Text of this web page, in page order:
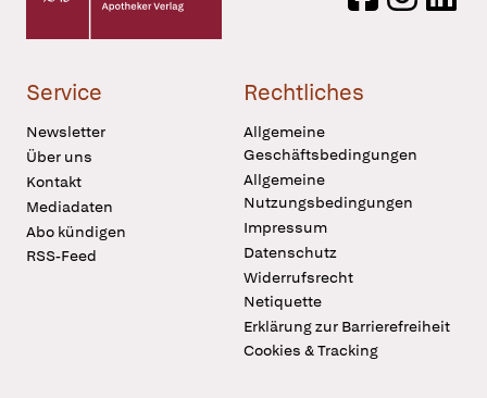
Service
Newsletter
Über uns
Kontakt
Mediadaten
Abo kündigen
RSS-Feed
Rechtliches
Allgemeine
Geschäftsbedingungen
Allgemeine
Nutzungsbedingungen
Impressum
Datenschutz
Widerrufsrecht
Netiquette
Erklärung zur Barrierefreiheit
Cookies & Tracking